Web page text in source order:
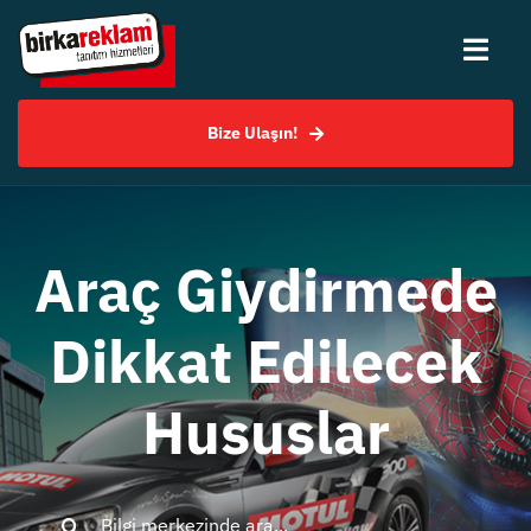
Skip
content
Uygulama Örnekleri
SSS
Bilgi Merkezi
Bize Ulaşın!
Araç Giydirmede
Dikkat Edilecek
Hususlar
Search